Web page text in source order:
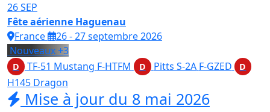
26SEP
Fête aérienne Haguenau
France
26 - 27 septembre 2026
Nouveaux+3
D TF-51 Mustang F-HTFM D Pitts S-2A F-GZED D
H145 Dragon
Mise à jour du 8 mai 2026